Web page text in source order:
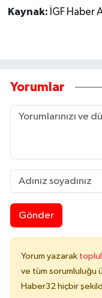
Kaynak: İGF Haber
Yorumlar
Gönder
Yorum yazarak
ve tüm sorumluluğu
Haber32 hiçbir